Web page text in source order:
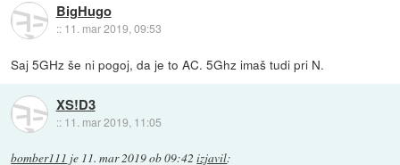
BigHugo
:: 11. mar 2019, 09:53
Saj 5GHz še ni pogoj, da je to AC. 5Ghz imaš tudi pri N.
XS!D3
:: 11. mar 2019, 11:05
bomber111 je 11. mar 2019 ob 09:42 izjavil: